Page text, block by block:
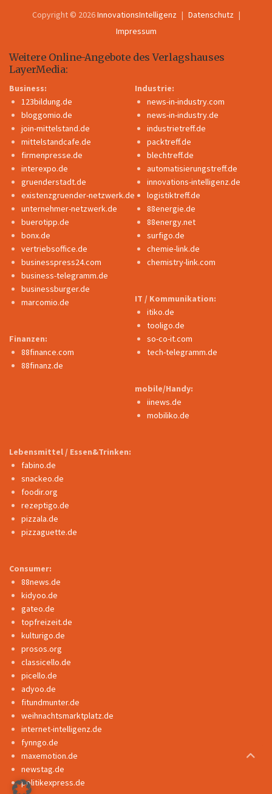
Copyright © 2026InnovationsIntelligenz
Datenschutz
Impressum
Weitere Online-Angebote des Verlagshauses
LayerMedia:
Business:
123bildung.de
bloggomio.de
join-mittelstand.de
mittelstandcafe.de
firmenpresse.de
interexpo.de
gruenderstadt.de
existenzgruender-netzwerk.de
unternehmer-netzwerk.de
buerotipp.de
bonx.de
vertriebsoffice.de
businesspress24.com
business-telegramm.de
businessburger.de
marcomio.de
Finanzen:
88finance.com
88finanz.de
Industrie:
news-in-industry.com
news-in-industry.de
industrietreff.de
packtreff.de
blechtreff.de
automatisierungstreff.de
innovations-intelligenz.de
logistiktreff.de
88energie.de
88energy.net
surfigo.de
chemie-link.de
chemistry-link.com
IT / Kommunikation:
itiko.de
tooligo.de
so-co-it.com
tech-telegramm.de
mobile/Handy:
iinews.de
mobiliko.de
Lebensmittel / Essen&Trinken:
fabino.de
snackeo.de
foodir.org
rezeptigo.de
pizzala.de
pizzaguette.de
Consumer:
88news.de
kidyoo.de
gateo.de
topfreizeit.de
kulturigo.de
prosos.org
classicello.de
picello.de
adyoo.de
fitundmunter.de
weihnachtsmarktplatz.de
internet-intelligenz.de
fynngo.de
maxemotion.de
newstag.de
politikexpress.de